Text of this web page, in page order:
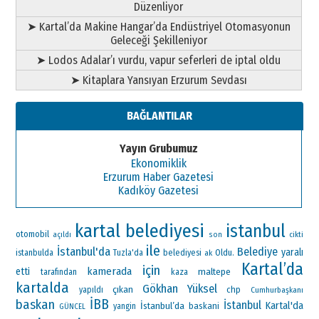
Düzenliyor
➤ Kartal’da Makine Hangar’da Endüstriyel Otomasyonun
Geleceği Şekilleniyor
➤ Lodos Adalar’ı vurdu, vapur seferleri de iptal oldu
➤ Kitaplara Yansıyan Erzurum Sevdası
BAĞLANTILAR
Yayın Grubumuz
Ekonomiklik
Erzurum Haber Gazetesi
Kadıköy Gazetesi
otomobil açıldı kartal belediyesi son istanbul cikti
istanbulda İstanbul'da Tuzla'da ile belediyesi ak Oldu. Belediye yaralı
etti
tarafından kamerada için kaza maltepe Kartal’da
kartalda yapıldı çıkan Gökhan Yüksel chp Cumhurbaşkanı
baskan GÜNCEL İBB yangin İstanbul’da baskani İstanbul Kartal'da